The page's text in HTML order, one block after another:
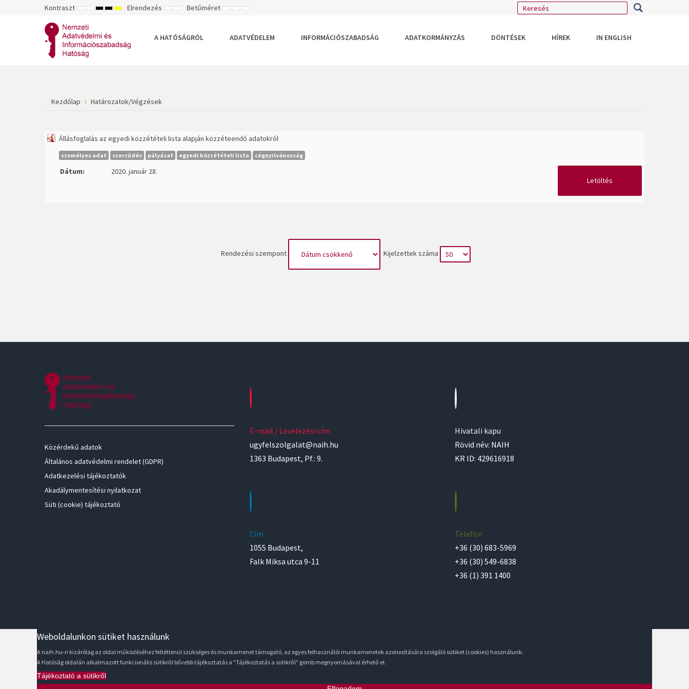
Kontraszt ALAPÉRTELMEZETT
ÉJSZAKAI
NAGY
FEHÉR
MÓD
NAGY
SÁRGA
MÓD
NAGY
MÓD
Elrendezés RÖGZÍTETT
SZÉLES
Betűméret KISEBB
ALAPÉRTELMEZETT
NAGYOBB
A HATÓSÁGRÓL
ADATVÉDELEM INFORMÁCIÓSZABADSÁG ADATKORMÁNYZÁS DÖNTÉSEK HÍREK IN ENGLISH
Kezdőlap Határozatok/Végzések
Állásfoglalás az egyedi közzétételi lista alapján közzéteendő adatokról
személyes adat szerződés pályázat egyedi közzétételi lista cégnyilvánosság
Dátum:
2020. január 28.
Letöltés
Rendezési szempont Kijelzettek száma
Közérdekű adatok
Általános adatvédelmi rendelet (GDPR)
Adatkezelési tájékoztatók
Akadálymentesítési nyilatkozat
Süti (cookie) tájékoztató
E-mail / Levelezési cím
ugyfelszolgalat@naih.hu
1363 Budapest, Pf.: 9.
Cím
1055 Budapest,
Falk Miksa utca 9-11
Hivatali kapu
Rövid név: NAIH
KR ID: 429616918
Telefon
+36 (30) 683-5969
+36 (30) 549-6838
+36 (1) 391 1400
Weboldalunkon sütiket használunk
A naih.hu-n kizárólag az oldal működéséhez feltétlenül szükséges és munkamenet támogató, az egyes felhasználói munkamenetek azonosítására szolgáló sütiket (cookies) használunk.
A Hatóság oldalán alkalmazott funkcionális sütikről bővebb tájékoztatás a "Tájékoztatás a sütikről" gomb megnyomásával érhető el.
Tájékoztató a sütikről